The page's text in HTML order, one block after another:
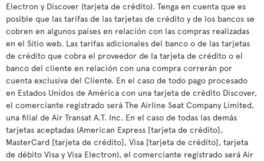
Electron y Discover (tarjeta de crédito). Tenga en cuenta que es
posible que las tarifas de las tarjetas de crédito y de los bancos se
cobren en algunos países en relación con las compras realizadas
en el Sitio web. Las tarifas adicionales del banco o de las tarjetas
de crédito que cobra el proveedor de la tarjeta de crédito o el
banco del cliente en relación con una compra correrán por
cuenta exclusiva del Cliente. En el caso de todo pago procesado
en Estados Unidos de América con una tarjeta de crédito Discover,
el comerciante registrado será The Airline Seat Company Limited,
una filial de Air Transat A.T. Inc. En el caso de todas las demás
tarjetas aceptadas (American Express [tarjeta de crédito],
MasterCard [tarjeta de crédito], Visa [tarjeta de crédito], tarjeta
de débito Visa y Visa Electron), el comerciante registrado será Air